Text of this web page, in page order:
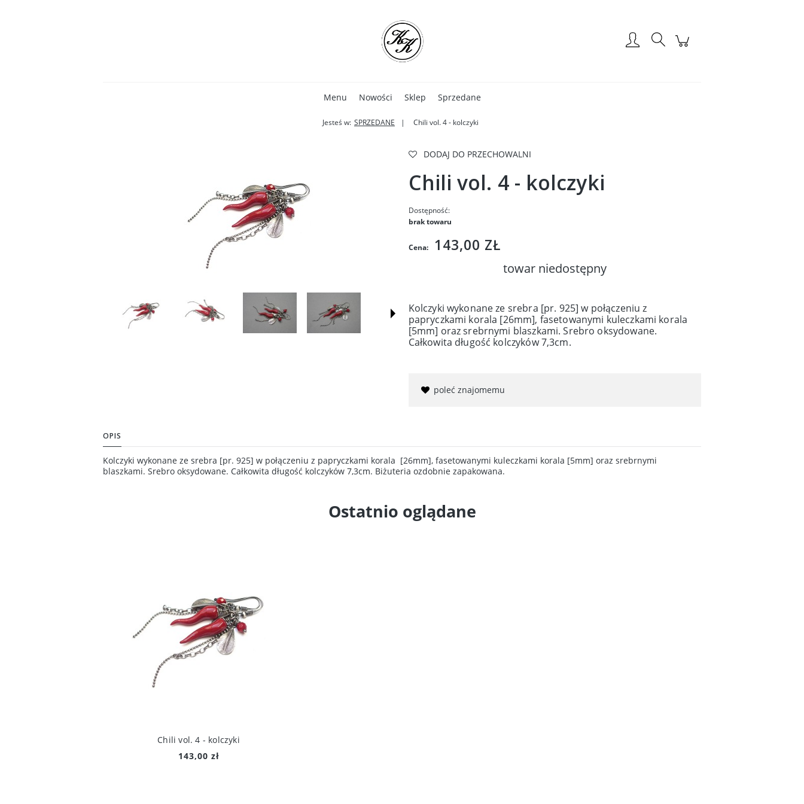
Menu Nowości Sklep Sprzedane
Jesteś w: SPRZEDANE Chili vol. 4 - kolczyki
DODAJ DO PRZECHOWALNI
Chili vol. 4 - kolczyki
Dostępność:
brak towaru
Cena: 143,00 ZŁ
towar niedostępny
Kolczyki wykonane ze srebra [pr. 925] w połączeniu z
papryczkami korala [26mm], fasetowanymi kuleczkami korala
[5mm] oraz srebrnymi blaszkami. Srebro oksydowane.
Całkowita długość kolczyków 7,3cm.
poleć znajomemu
OPIS
Kolczyki wykonane ze srebra [pr. 925] w połączeniu z papryczkami korala [26mm], fasetowanymi kuleczkami korala [5mm] oraz srebrnymi
blaszkami. Srebro oksydowane. Całkowita długość kolczyków 7,3cm. Biżuteria ozdobnie zapakowana.
Ostatnio oglądane
Chili vol. 4 - kolczyki
143,00 zł